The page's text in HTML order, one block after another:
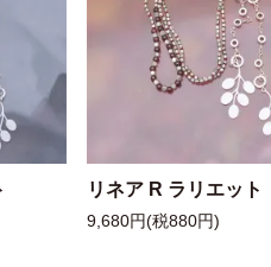
リネア R ラリエット
9,680円(税880円)